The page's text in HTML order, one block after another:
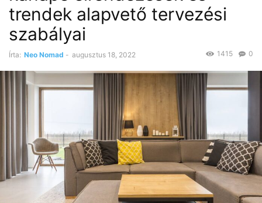
trendek alapvető tervezési
szabályai
Írta: Neo Nomad - augusztus 18, 2022 0
1415